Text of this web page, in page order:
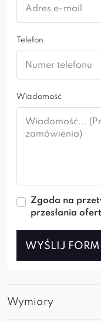
Telefon
Wiadomość
Zgoda na
przesłania
WYŚLIJ
Wymiary